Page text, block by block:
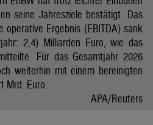
seine Jahresziele bestätigt. Das
operative Ergebnis (EBITDA) sank
2,4) Milliarden Euro, wie das
Für das Gesamtjahr 2026
weiterhin mit einem bereinigten
Mrd. Euro.
APA/Reuters